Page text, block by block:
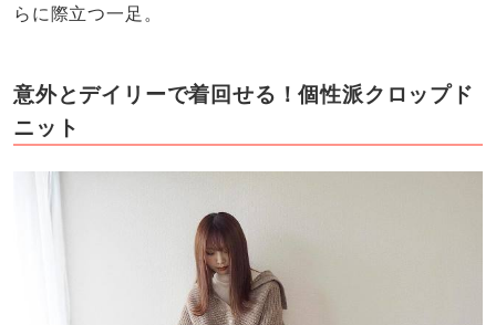
らに際立つ一足。
意外とデイリーで着回せる！個性派クロップド
ニット